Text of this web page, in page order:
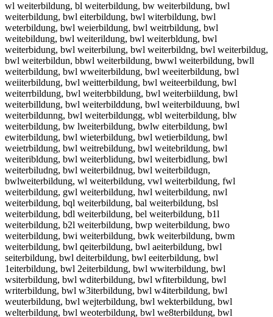
wl weiterbildung, bl weiterbildung, bw weiterbildung, bwl
weiterbildung, bwl eiterbildung, bwl witerbildung, bwl
weterbildung, bwl weierbildung, bwl weitrbildung, bwl
weitebildung, bwl weiterildung, bwl weiterbldung, bwl
weiterbidung, bwl weiterbilung, bwl weiterbildng, bwl weiterbildug,
bwl weiterbildun, bbwl weiterbildung, bwwl weiterbildung, bwll
weiterbildung, bwl wweiterbildung, bwl weeiterbildung, bwl
weiiterbildung, bwl weitterbildung, bwl weiteerbildung, bwl
weiterrbildung, bwl weiterbbildung, bwl weiterbiildung, bwl
weiterbilldung, bwl weiterbilddung, bwl weiterbilduung, bwl
weiterbildunng, bwl weiterbildungg, wbl weiterbildung, blw
weiterbildung, bw lweiterbildung, bwlw eiterbildung, bwl
ewiterbildung, bwl wieterbildung, bwl wetierbildung, bwl
weietrbildung, bwl weitrebildung, bwl weitebrildung, bwl
weiteribldung, bwl weiterblidung, bwl weiterbidlung, bwl
weiterbiludng, bwl weiterbildnug, bwl weiterbildugn,
bwlweiterbildung, wl weiterbildung, vwl weiterbildung, fwl
weiterbildung, gwl weiterbildung, hwl weiterbildung, nwl
weiterbildung, bql weiterbildung, bal weiterbildung, bsl
weiterbildung, bdl weiterbildung, bel weiterbildung, b1l
weiterbildung, b2l weiterbildung, bwp weiterbildung, bwo
weiterbildung, bwi weiterbildung, bwk weiterbildung, bwm
weiterbildung, bwl qeiterbildung, bwl aeiterbildung, bwl
seiterbildung, bwl deiterbildung, bwl eeiterbildung, bwl
1eiterbildung, bwl 2eiterbildung, bwl wwiterbildung, bwl
wsiterbildung, bwl wditerbildung, bwl wfiterbildung, bwl
writerbildung, bwl w3iterbildung, bwl w4iterbildung, bwl
weuterbildung, bwl wejterbildung, bwl wekterbildung, bwl
welterbildung, bwl weoterbildung, bwl we8terbildung, bwl